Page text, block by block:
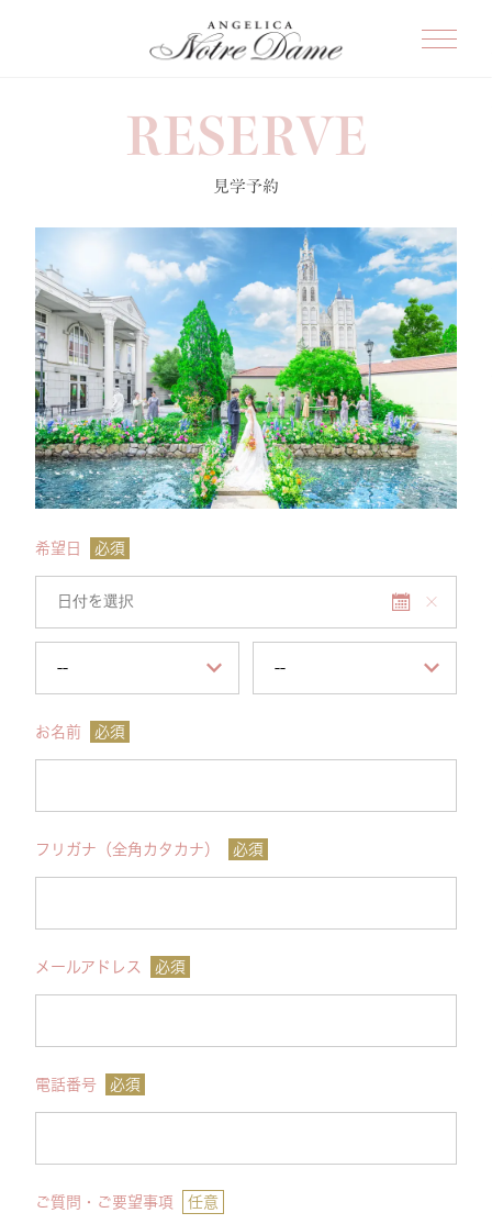
RESERVE
見学予約
希望日 必須
お名前 必須
フリガナ（全角カタカナ） 必須
メールアドレス 必須
電話番号 必須
ご質問・ご要望事項 任意